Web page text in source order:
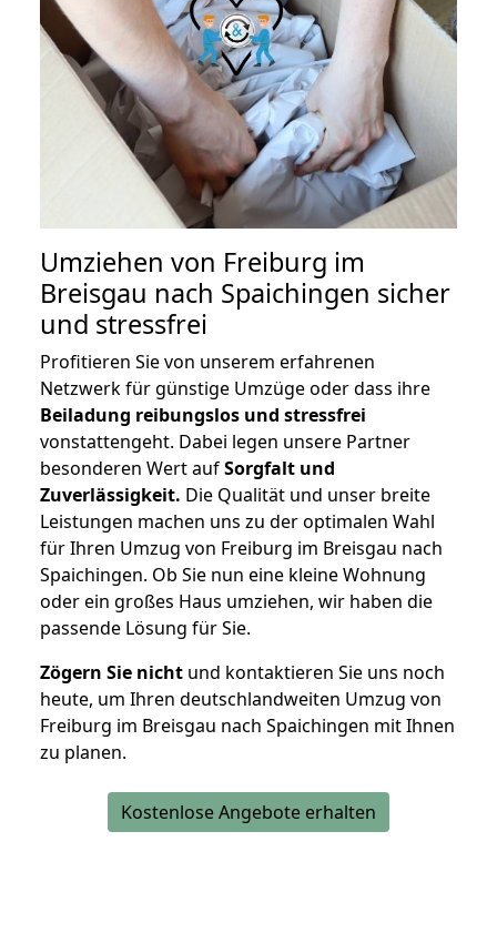
Umziehen von Freiburg im
Breisgau nach Spaichingen sicher
und stressfrei
Profitieren Sie von unserem erfahrenen
Netzwerk für günstige Umzüge oder dass ihre
Beiladung reibungslos und stressfrei
vonstattengeht. Dabei legen unsere Partner
besonderen Wert aufSorgfalt und
Zuverlässigkeit. Die Qualität und unser breite
Leistungen machen uns zu der optimalen Wahl
für Ihren Umzug von Freiburg im Breisgau nach
Spaichingen. Ob Sie nun eine kleine Wohnung
oder ein großes Haus umziehen, wir haben die
passende Lösung für Sie.
Zögern Sie nicht und kontaktieren Sie uns noch
heute, um Ihren deutschlandweiten Umzug von
Freiburg im Breisgau nach Spaichingen mit Ihnen
zu planen.
Kostenlose Angebote erhalten